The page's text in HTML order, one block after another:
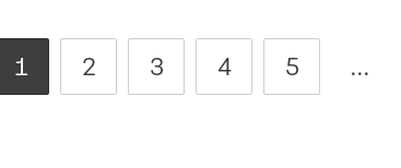
1 2 3 4 5 ...